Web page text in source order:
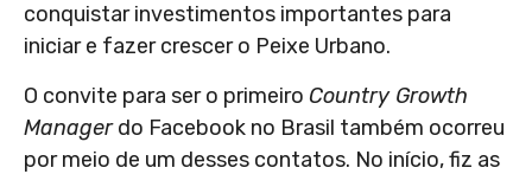
conquistar investimentos importantes para
iniciar e fazer crescer o Peixe Urbano.
O convite para ser o primeiro Country Growth
Managerdo Facebook no Brasil também ocorreu
por meio de um desses contatos. No início, fiz as